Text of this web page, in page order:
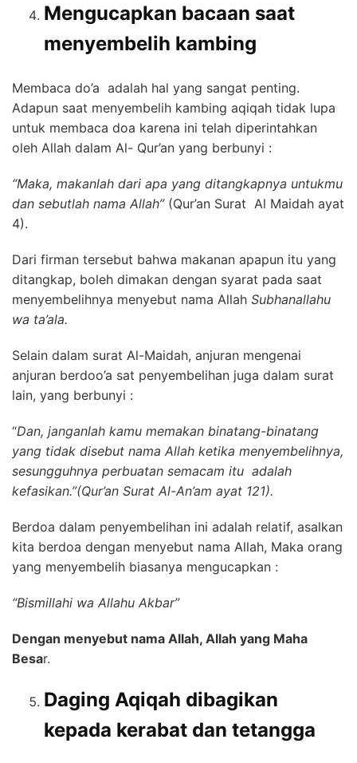
Mengucapkan bacaan saat
menyembelih kambing
Membaca do’a adalah hal yang sangat penting.
Adapun saat menyembelih kambing aqiqah tidak lupa
untuk membaca doa karena ini telah diperintahkan
oleh Allah dalam Al- Qur’an yang berbunyi :
“Maka, makanlah dari apa yang ditangkapnya untukmu
dan sebutlah nama Allah”(Qur’an Surat Al Maidah ayat
4).
Dari firman tersebut bahwa makanan apapun itu yang
ditangkap, boleh dimakan dengan syarat pada saat
menyembelihnya menyebut nama Allah Subhanallahu
wa ta’ala.
Selain dalam surat Al-Maidah, anjuran mengenai
anjuran berdoo’a sat penyembelihan juga dalam surat
lain, yang berbunyi :
“Dan, janganlah kamu memakan binatang-binatang
yang tidak disebut nama Allah ketika menyembelihnya,
sesungguhnya perbuatan semacam itu adalah
kefasikan.”(Qur’an Surat Al-An’am ayat 121).
Berdoa dalam penyembelihan ini adalah relatif, asalkan
kita berdoa dengan menyebut nama Allah, Maka orang
yang menyembelih biasanya mengucapkan :
“Bismillahi wa Allahu Akbar”
Dengan menyebut nama Allah, Allah yang Maha
Besar.
Daging Aqiqah dibagikan
kepada kerabat dan tetangga